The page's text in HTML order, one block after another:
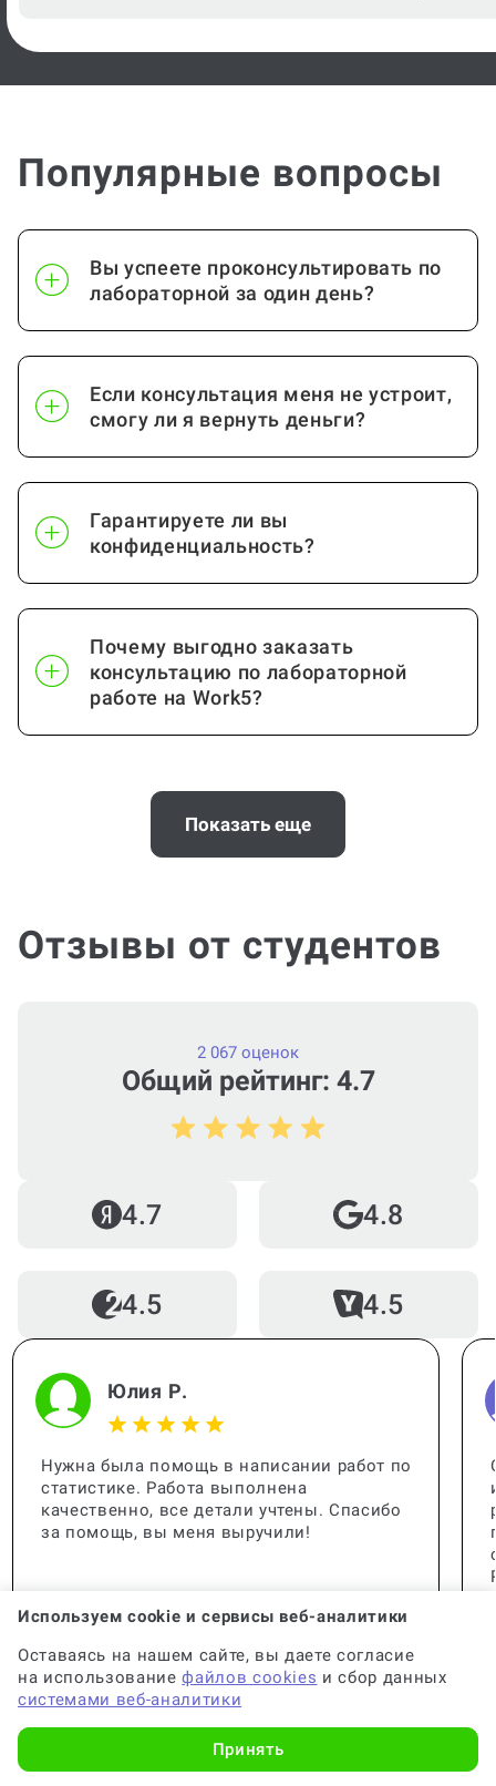
Популярные вопросы
Вы успеете проконсультировать по
лабораторной за один день?
Если консультация меня не устроит,
смогу ли я вернуть деньги?
Гарантируете ли вы
конфиденциальность?
Почему выгодно заказать
консультацию по лабораторной
работе на Work5?
Когда и как нужно оплачивать
Показать еще
Отзывы от студентов
Общий рейтинг: 4.7
2 067 оценок
4.7 4.8
4.5 4.5
Юлия Р.
Нужна была помощь в написании работ по
статистике. Работа выполнена
качественно, все детали учтены. Спасибо
за помощь, вы меня выручили!
Используем cookie и сервисы веб-аналитики
Оставаясь на нашем сайте, вы даете согласие
на использованиефайлов cookies и сбор данных
системами веб-аналитики
Принять